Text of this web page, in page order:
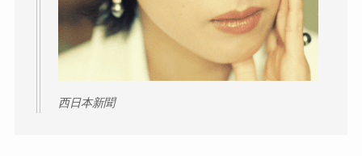
西日本新聞